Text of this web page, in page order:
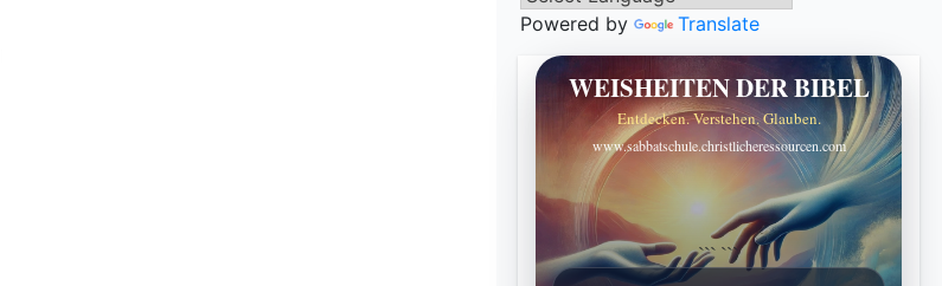
Powered by Translate
WEISHEITEN DER BIBEL
Entdecken. Verstehen. Glauben.
www.sabbatschule.christlicheressourcen.com
``` ```